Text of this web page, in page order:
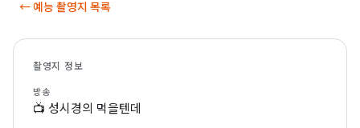
← 예능 촬영지 목록
촬영지 정보
방송
📺 성시경의 먹을텐데